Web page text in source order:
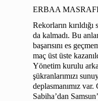
ERBAA
Rekorların
da kalmadı. Bu
başarısını es
maç üst üste
Yönetim kurulu
şükranlarımızı
deplasmanımız
Sabiha’dan